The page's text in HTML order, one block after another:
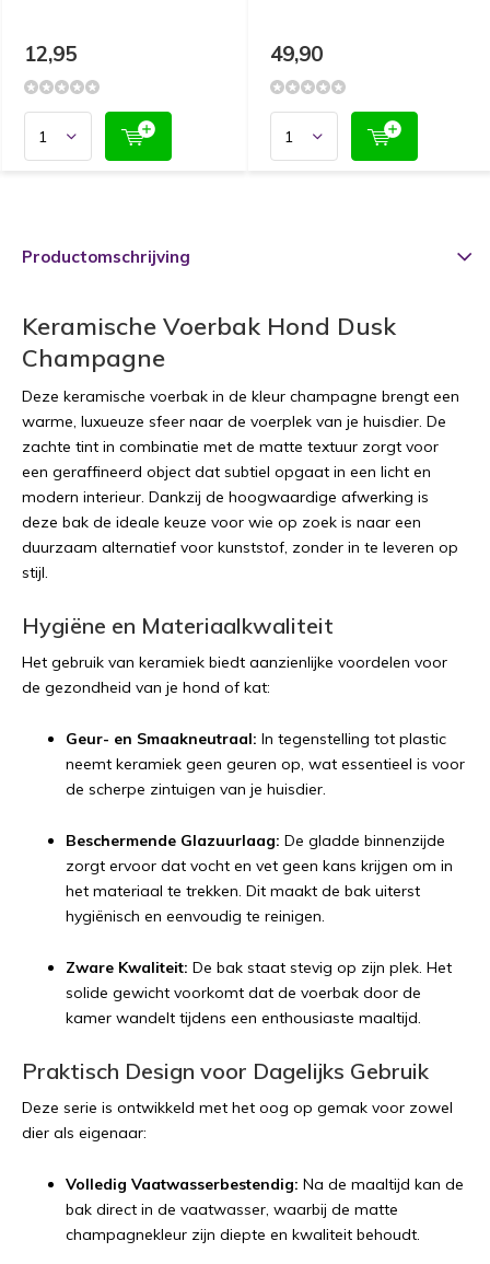
12,95 49,90
Productomschrijving
Keramische Voerbak Hond Dusk
Champagne
Deze keramische voerbak in de kleur champagne brengt een
warme, luxueuze sfeer naar de voerplek van je huisdier. De
zachte tint in combinatie met de matte textuur zorgt voor
een geraffineerd object dat subtiel opgaat in een licht en
modern interieur. Dankzij de hoogwaardige afwerking is
deze bak de ideale keuze voor wie op zoek is naar een
duurzaam alternatief voor kunststof, zonder in te leveren op
stijl.
Hygiëne en Materiaalkwaliteit
Het gebruik van keramiek biedt aanzienlijke voordelen voor
de gezondheid van je hond of kat:
Geur- en Smaakneutraal: In tegenstelling tot plastic
neemt keramiek geen geuren op, wat essentieel is voor
de scherpe zintuigen van je huisdier.
Beschermende Glazuurlaag: De gladde binnenzijde
zorgt ervoor dat vocht en vet geen kans krijgen om in
het materiaal te trekken. Dit maakt de bak uiterst
hygiënisch en eenvoudig te reinigen.
Zware Kwaliteit: De bak staat stevig op zijn plek. Het
solide gewicht voorkomt dat de voerbak door de
kamer wandelt tijdens een enthousiaste maaltijd.
Praktisch Design voor Dagelijks Gebruik
Deze serie is ontwikkeld met het oog op gemak voor zowel
dier als eigenaar:
Volledig Vaatwasserbestendig: Na de maaltijd kan de
bak direct in de vaatwasser, waarbij de matte
champagnekleur zijn diepte en kwaliteit behoudt.